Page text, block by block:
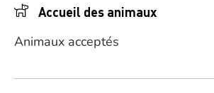
Accueil des animaux
Animaux acceptés